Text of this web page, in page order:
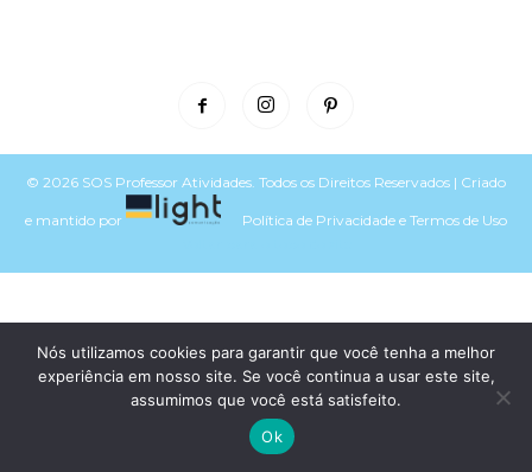
© 2026 SOS Professor Atividades. Todos os Direitos Reservados | Criado
e mantido por Política de Privacidade e Termos de Uso
Nós utilizamos cookies para garantir que você tenha a melhor
experiência em nosso site. Se você continua a usar este site,
assumimos que você está satisfeito.
Ok